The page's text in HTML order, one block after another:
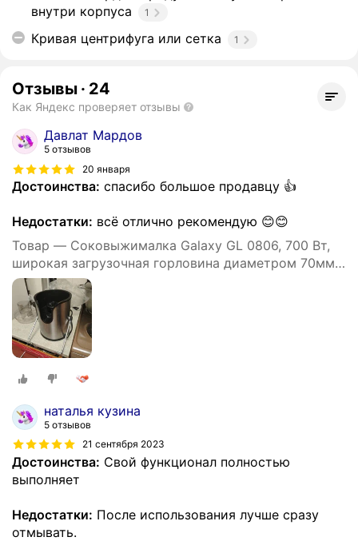
внутри корпуса
1
Кривая центрифуга или сетка 1
Отзывы · 24
Как Яндекс проверяет отзывы
Давлат Мардов
5 отзывов
20 января
Достоинства: спасибо большое продавцу 👍
Недостатки: всё отлично рекомендую 😊😊
Товар — Соковыжималка Galaxy GL 0806, 700 Вт,
широкая загрузочная горловина диаметром 70мм,
2 скор
наталья кузина
5 отзывов
21 сентября 2023
Достоинства: Свой функционал полностью
выполняет
Недостатки: После использования лучше сразу
отмывать.